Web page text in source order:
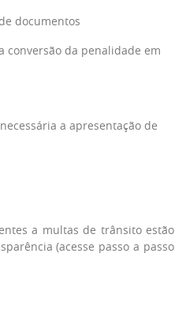
documentos
conversão da penalidade em
a apresentação de
a multas de trânsito estão
(acesse passo a passo